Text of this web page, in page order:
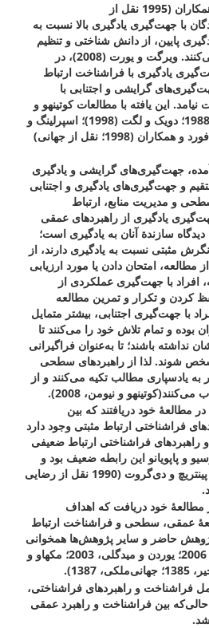
براساس دیدگاه اسکراو و همکاران (1995 نقل از
یادگیرندگان با جهت‌گیری یادگیری بالا نسبت به
پایین، از دانش شناختی و تنظیم
شناختی بیشتری استفاده می‌کنند. ویرگت و یورت (2008)، در
یادگیری با فراشناخت ارتباط
گرایشی و اجتنابی با
این یافته با مطالعات کوتینهو و
نیومن (2008)؛ ایمز، آرچر،1988؛ دویک و لگت (1998)؛ اسپرلینگ و
همکاران (2004) و مطالعۀ فورد و همکاران (1998؛ نقل از جهانی)
جهت‌گیری‌های گرایشی و یادگیری
و جهت‌گیری‌های یادگیری و اجتنابی
و مدیریت منابع، ارتباط
یادگیری از راهبردهای عمقی
سازندة آنان به یادگیری است؛
مثبتی نسبت به یادگیری دارند، از
امتحان دادن یا مورد ارزیابی
افراد با جهت‌گیری عملکردی از
کردن و تکرار و تمرین مطالعه
با جهت‌گیری اجتنابی، بیشتر متمایل
بوده و تمام تلاش خود را می‌کنند تا
نداشته باشند؛ تا به‌عنوان فراگیرانی
شوند. لذا از راهبردهای سطحی
به یادسپاری مطالب تکیه می‌کنند و از
و نیومن، 2008).
و پاپویانو (2006)، در مطالعۀ خود دریافتند که بین
فراشناختی ارتباط مثبتی وجود دارد
فراشناختی ارتباط ضعیفی
و پاپویانو این رابطه ضعیف بود و
مشابه این نتایج در پژوهش پینتریچ و دی‌گروت (1990 نقل از رضایی
(2007)، در مطالعۀ خود دریافت که اهداف
عمقی، سطحی و فراشناخت ارتباط
پژوهش حاضر و سایر پژوهش‌ها همخوانی
داشت (تئودوسیو و پاپویانو، 2006؛ یوردن و میدگلی، 2003؛ مکهاو و
فراشناخت و راهبردهای فراشناختی،
بین فراشناخت و راهبرد عمقی